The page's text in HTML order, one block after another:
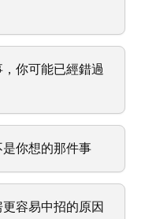
你可能已經錯過
你想的那件事
容易中招的原因